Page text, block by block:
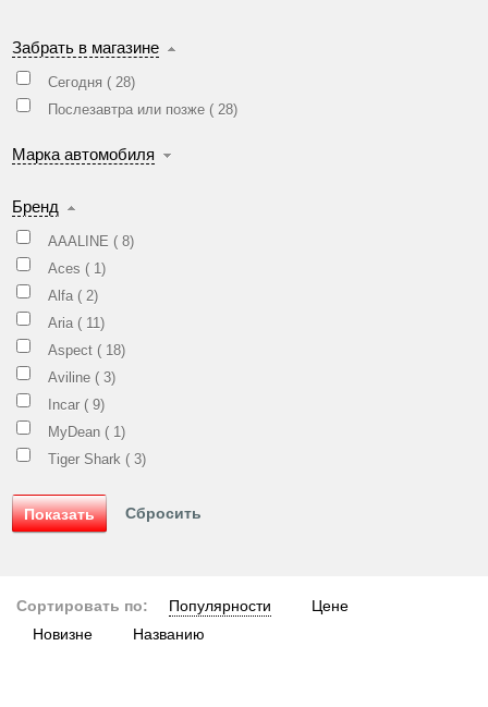
Забрать в магазине
Сегодня ( 28)
Послезавтра или позже ( 28)
Марка автомобиля
Бренд
AAALINE ( 8)
Aces ( 1)
Alfa ( 2)
Aria ( 11)
Aspect ( 18)
Aviline ( 3)
Incar ( 9)
MyDean ( 1)
Tiger Shark ( 3)
Сортировать по: Популярности
Цене
Новизне
Названию